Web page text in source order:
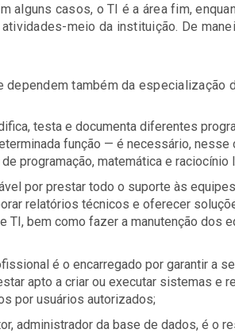
alguns casos, o TI é a área fim,
meio da instituição. De
dependem também da especialização
testa e documenta diferentes
função — é necessário,
programação, matemática e raciocínio
por prestar todo o suporte às
relatórios técnicos e oferecer
TI, bem como fazer a manutenção dos
é o encarregado por garantir a
apto a criar ou executar sistemas e
por usuários autorizados;
administrador da base de dados, é o